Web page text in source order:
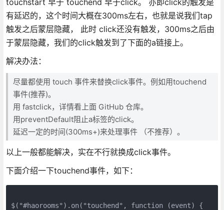
有延迟的，这个时间大概在300ms左右，也就是说我们tap
触发之后蒙层隐藏， 此时 click还没有触发，300ms之后由
于蒙层隐藏，我们的click触发到了下面的a链接上。
解决办法：
尽量都使用 touch 事件来替换click事件。例如用touchend
事件(推荐)。
用 fastclick，详情看上面 GitHub 仓库。
用preventDefault阻止a标签的click。
延迟一定的时间(300ms+)来处理事件 （不推荐）。
以上一般都能解决，实在不行就换成click事件。
下面介绍一下touchend事件，如下：
$("#haorooms").on("touchend", function (event) {